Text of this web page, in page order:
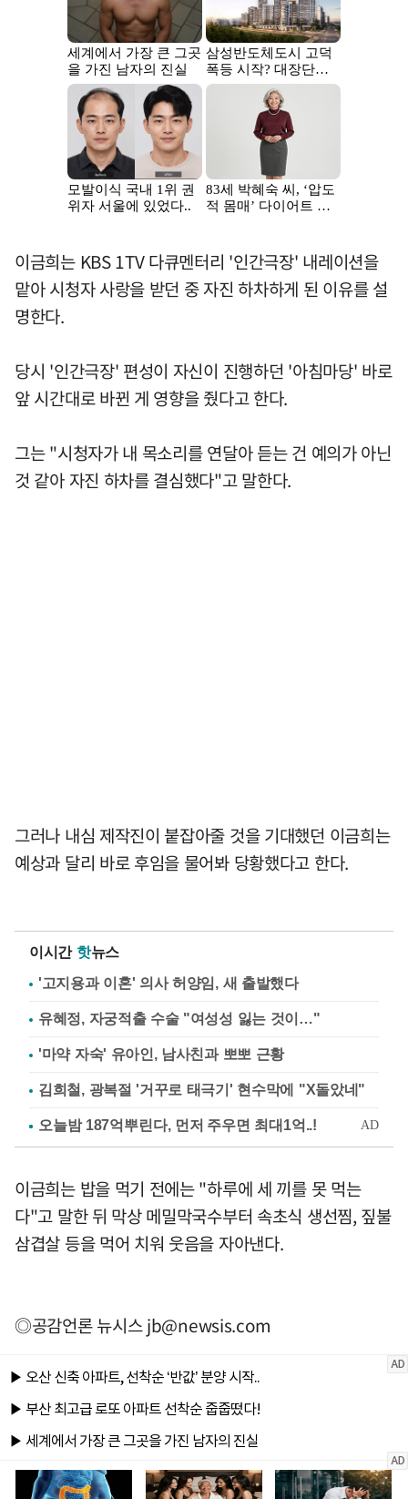
이금희는 KBS 1TV 다큐멘터리 '인간극장' 내레이션을
맡아 시청자 사랑을 받던 중 자진 하차하게 된 이유를 설
명한다.
당시 '인간극장' 편성이 자신이 진행하던 '아침마당' 바로
앞 시간대로 바뀐 게 영향을 줬다고 한다.
그는 "시청자가 내 목소리를 연달아 듣는 건 예의가 아닌
것 같아 자진 하차를 결심했다"고 말한다.
그러나 내심 제작진이 붙잡아줄 것을 기대했던 이금희는
예상과 달리 바로 후임을 물어봐 당황했다고 한다.
이시간 핫뉴스
'고지용과 이혼' 의사 허양임, 새 출발했다
유혜정, 자궁적출 수술 "여성성 잃는 것이…"
'마약 자숙' 유아인, 남사친과 뽀뽀 근황
김희철, 광복절 '거꾸로 태극기' 현수막에 "X돌았네"
이금희는 밥을 먹기 전에는 "하루에 세 끼를 못 먹는
다"고 말한 뒤 막상 메밀막국수부터 속초식 생선찜, 짚불
삼겹살 등을 먹어 치워 웃음을 자아낸다.
◎공감언론 뉴시스jb@newsis.com